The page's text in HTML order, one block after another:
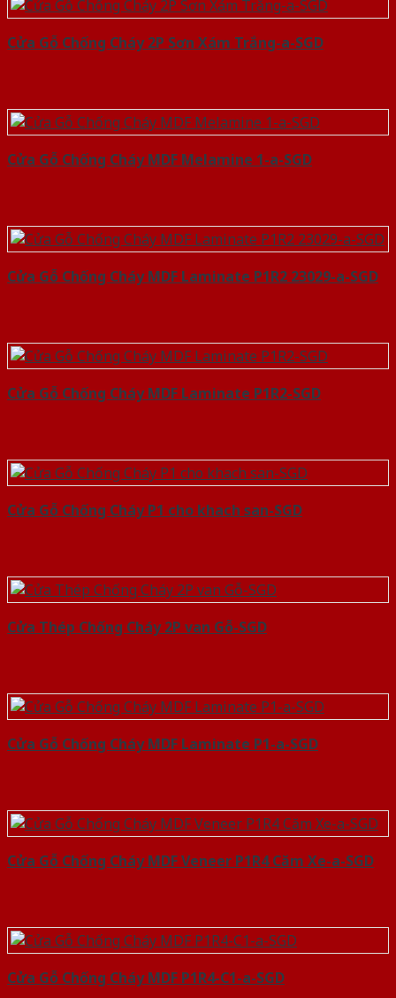
Cửa Gỗ Chống Cháy 2P Sơn Xám Trắng-a-SGD
Cửa Gỗ Chống Cháy MDF Melamine 1-a-SGD
Cửa Gỗ Chống Cháy MDF Laminate P1R2 23029-a-SGD
Cửa Gỗ Chống Cháy MDF Laminate P1R2-SGD
Cửa Gỗ Chống Cháy P1 cho khach san-SGD
Cửa Thép Chống Cháy 2P van Gỗ-SGD
Cửa Gỗ Chống Cháy MDF Laminate P1-a-SGD
Cửa Gỗ Chống Cháy MDF Veneer P1R4 Căm Xe-a-SGD
Cửa Gỗ Chống Cháy MDF P1R4-C1-a-SGD